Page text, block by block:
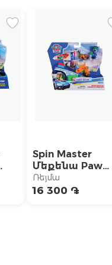
Spin Master
Մեքենա Paw
patrol
«Որոնողական
Ռեյմա
16 300 ֏